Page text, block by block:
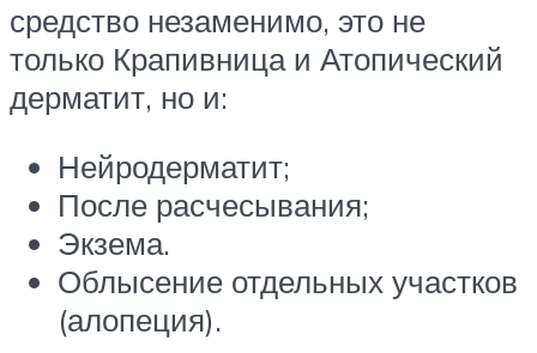
средство незаменимо, это не
только Крапивница и Атопический
дерматит, но и:
Нейродерматит;
После расчесывания;
Экзема.
Облысение отдельных участков
(алопеция).